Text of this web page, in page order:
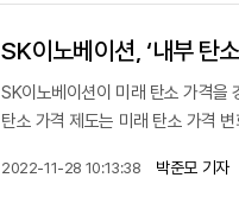
SK이노베이션, ‘내부 탄
SK이노베이션이 미래 탄소 가격을
탄소 가격 제도는 미래 탄소 가격
2022-11-28 10:13:38 박준모 기자